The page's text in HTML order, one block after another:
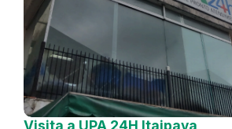
Visita a UPA 24H Itaipava